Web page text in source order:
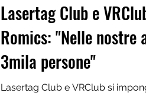
Lasertag Club e
Romics: "Nelle nostre
3mila persone"
Lasertag Club e VRClub si impongono al